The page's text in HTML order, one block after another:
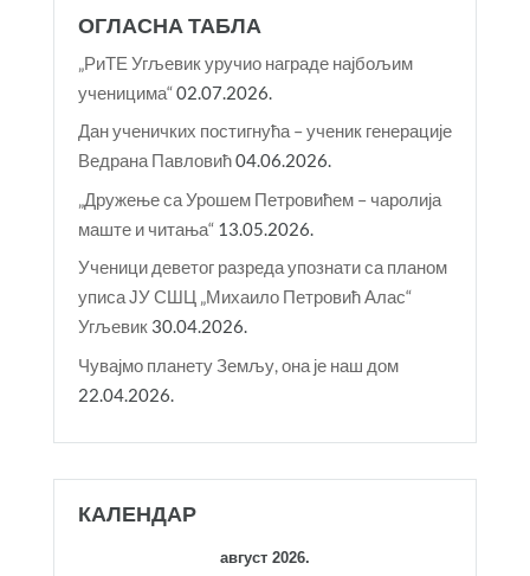
ОГЛАСНА ТАБЛА
„РиТЕ Угљевик уручио награде најбољим
ученицима“02.07.2026.
Дан ученичких постигнућа – ученик генерације
Ведрана Павловић04.06.2026.
„Дружење са Урошем Петровићем – чаролија
маште и читања“ 13.05.2026.
Ученици деветог разреда упознати са планом
уписа ЈУ СШЦ „Михаило Петровић Алас“
Угљевик 30.04.2026.
Чувајмо планету Земљу, она је наш дом
22.04.2026.
КАЛЕНДАР
август 2026.